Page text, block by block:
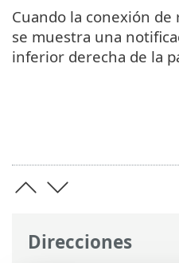
Direcciones
Cuando la conexión
se muestra una
inferior derecha de la